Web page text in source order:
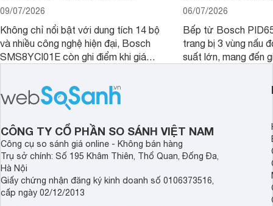
09/07/2026
Không chỉ nổi bật với dung tích 14 bộ
và nhiều công nghệ hiện đại, Bosch
SMS8YCI01E còn ghi điểm khi giá
thời điểm mới mở bán, mang lại tỷ lệ
giá trị/chi phí hấp dẫn hơn cho người
dùng đang tìm kiếm một mẫu máy rửa
bát cao cấp.
06/07/2026
Bếp từ Bosch
trang bị 3 vùng nấu
suất lớn, mang đến
CÔNG TY CỔ PHẦN SO SÁNH VIỆT NAM
Công cụ so sánh giá online - Không bán hàng
Trụ sở chính: Số 195 Khâm Thiên, Thổ Quan, Đống Đa,
Hà Nội
Giấy chứng nhận đăng ký kinh doanh số 0106373516,
cấp ngày 02/12/2013